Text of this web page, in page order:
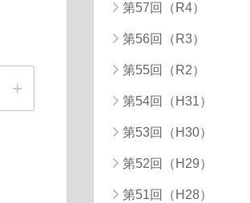
第57回（R4）
第56回（R3）
第55回（R2）
第54回（H31）
第53回（H30）
第52回（H29）
第51回（H28）